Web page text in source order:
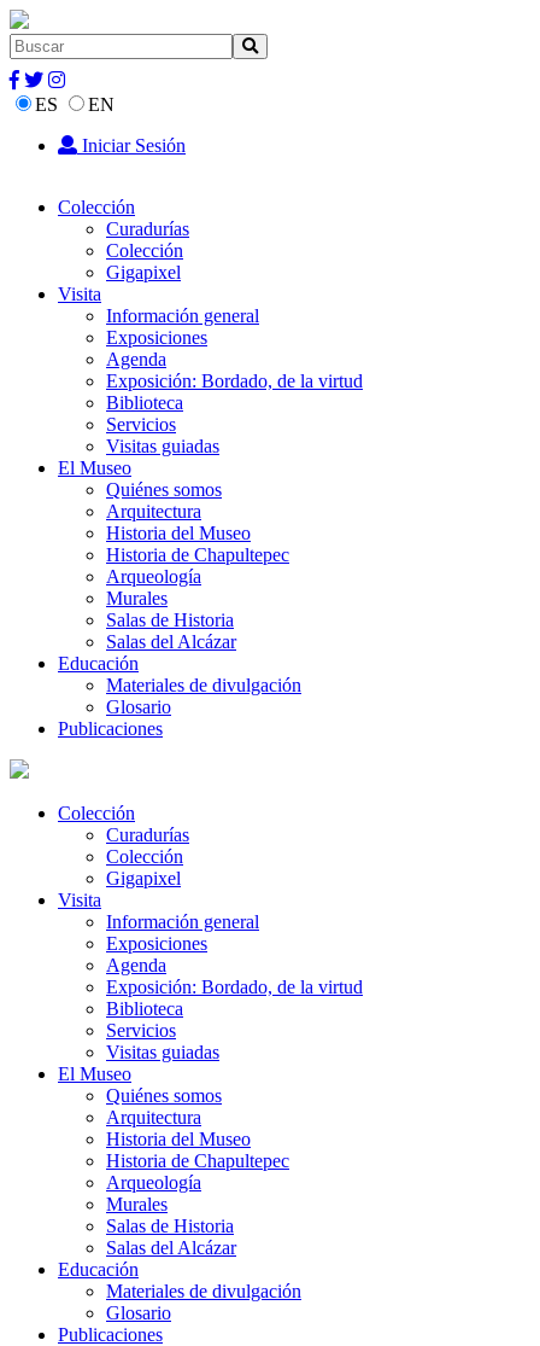
ES
EN
Iniciar Sesión
Colección
Curadurías
Colección
Gigapixel
Visita
Información general
Exposiciones
Agenda
Exposición: Bordado, de la virtud
Biblioteca
Servicios
Visitas guiadas
El Museo
Quiénes somos
Arquitectura
Historia del Museo
Historia de Chapultepec
Arqueología
Murales
Salas de Historia
Salas del Alcázar
Educación
Materiales de divulgación
Glosario
Publicaciones
Colección
Curadurías
Colección
Gigapixel
Visita
Información general
Exposiciones
Agenda
Exposición: Bordado, de la virtud
Biblioteca
Servicios
Visitas guiadas
El Museo
Quiénes somos
Arquitectura
Historia del Museo
Historia de Chapultepec
Arqueología
Murales
Salas de Historia
Salas del Alcázar
Educación
Materiales de divulgación
Glosario
Publicaciones